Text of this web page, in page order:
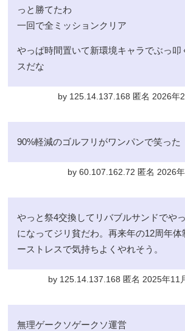
っと勝てたわ
一回で全ミッションクリア
やっぱ時間置いて新環境キャラでぶっ叩
スだな
by 125.14.137.168 匿名 2026年
90%軽減のゴルフリがワンパンで笑った
by 60.107.162.72 匿名 2026
やっと祭4交換してリバブルサンドでや
になってジリ貧だわ。再来年の12周年体
ーストレスで気持ちよくやれそう。
by 125.14.137.168 匿名 2025年11
無理ゲークソゲークソ運営